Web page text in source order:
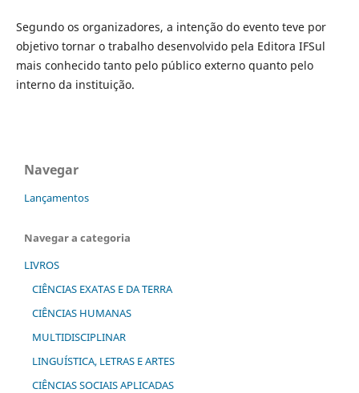
Segundo os organizadores, a intenção do evento teve por
objetivo tornar o trabalho desenvolvido pela Editora IFSul
mais conhecido tanto pelo público externo quanto pelo
interno da instituição.
Navegar
Lançamentos
Navegar a categoria
LIVROS
CIÊNCIAS EXATAS E DA TERRA
CIÊNCIAS HUMANAS
MULTIDISCIPLINAR
LINGUÍSTICA, LETRAS E ARTES
CIÊNCIAS SOCIAIS APLICADAS